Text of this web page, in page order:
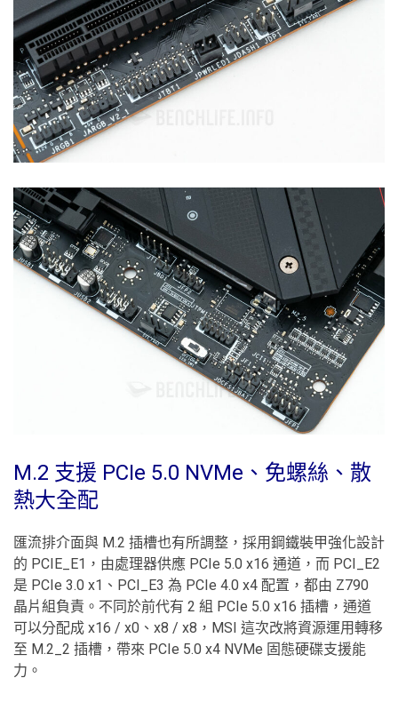
M.2 支援 PCIe 5.0 NVMe、免螺絲、散
熱大全配
匯流排介面與 M.2 插槽也有所調整，採用鋼鐵裝甲強化設計
的 PCIE_E1，由處理器供應 PCIe 5.0 x16 通道，而 PCI_E2
是 PCIe 3.0 x1、PCI_E3 為 PCIe 4.0 x4 配置，都由 Z790
晶片組負責。不同於前代有 2 組 PCIe 5.0 x16 插槽，通道
可以分配成 x16 / x0、x8 / x8，MSI 這次改將資源運用轉移
至 M.2_2 插槽，帶來 PCIe 5.0 x4 NVMe 固態硬碟支援能
力。